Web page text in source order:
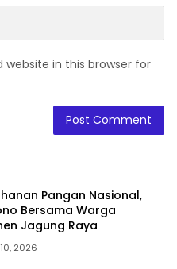
website in this browser for
Pangan Nasional,
Bersama Warga
Jagung Raya
2026